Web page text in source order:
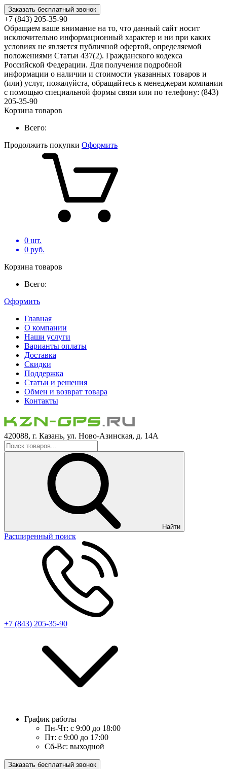
Заказать бесплатный звонок
+7 (843) 205-35-90
Обращаем ваше внимание на то, что данный сайт носит
исключительно информационный характер и ни при каких
условиях не является публичной офертой, определяемой
положениями Статьи 437(2). Гражданского кодекса
Российской Федерации. Для получения подробной
информации о наличии и стоимости указанных товаров и
(или) услуг, пожалуйста, обращайтесь к менеджерам компании
с помощью специальной формы связи или по телефону: (843)
205-35-90
Корзина товаров
Всего:
Продолжить покупки Оформить
0 шт.
0 руб.
Корзина товаров
Всего:
Оформить
Главная
О компании
Наши услуги
Варианты оплаты
Доставка
Скидки
Поддержка
Статьи и решения
Обмен и возврат товара
Контакты
420088, г. Казань, ул. Ново-Азинская, д. 14А
Найти
Расширенный поиск
+7 (843) 205-35-90
График работы
Пн-Чт: с 9:00 до 18:00
Пт: с 9:00 до 17:00
Сб-Вс: выходной
Заказать бесплатный звонок